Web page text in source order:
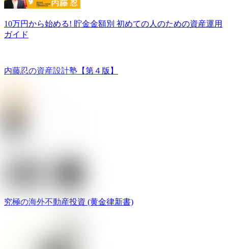
10万円から始める! 貯金金額別 初めての人のための資産運用
ガイド
内藤忍の資産設計塾【第４版】
究極の海外不動産投資 (黄金律新書)